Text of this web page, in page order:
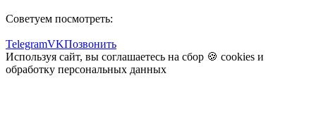
Советуем посмотреть:
TelegramVKПозвонить
Используя сайт, вы соглашаетесь на сбор 🍪 cookies и
обработку персональных данных